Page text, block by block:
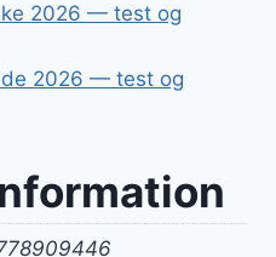
2026 — test og
2026 — test og